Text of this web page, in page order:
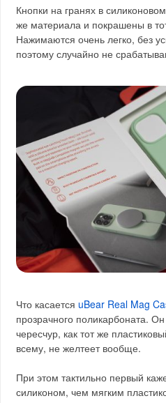
Кнопки на гранях в
же материала и покрашены в
Нажимаются очень легко, без
поэтому случайно не
Что касается uBear Real Mag
прозрачного поликарбоната.
чересчур, как тот же
всему, не желтеет вообще.
При этом тактильно первый
силиконом, чем мягким